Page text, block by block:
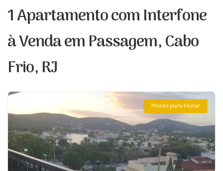
1 Apartamento com Interfone
à Venda em Passagem, Cabo
Frio, RJ
Pronto para Morar